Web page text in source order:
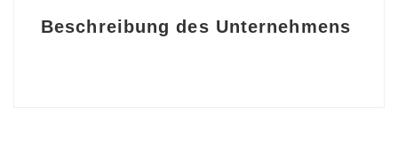
Beschreibung des Unternehmens